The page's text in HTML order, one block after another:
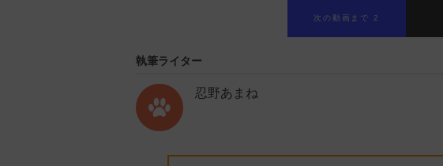
次の動画まで 1
執筆ライター
忍野あまね